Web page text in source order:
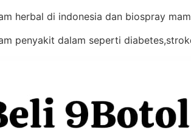
herbal di indonesia dan biospray
penyakit dalam seperti